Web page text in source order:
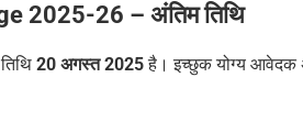
2025-26 – अंतिम तिथि
20 अगस्त 2025है। इच्छुक योग्य आवेदक